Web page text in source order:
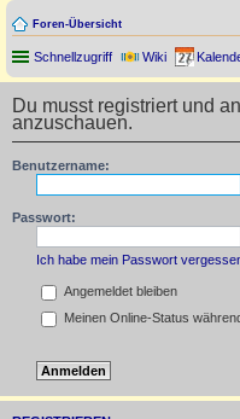
Foren-Übersicht
Schnellzugriff Wiki
Du musst registriert und
anzuschauen.
Benutzername:
Passwort:
Ich habe mein Passwort
Angemeldet bleiben
Meinen Online-Status